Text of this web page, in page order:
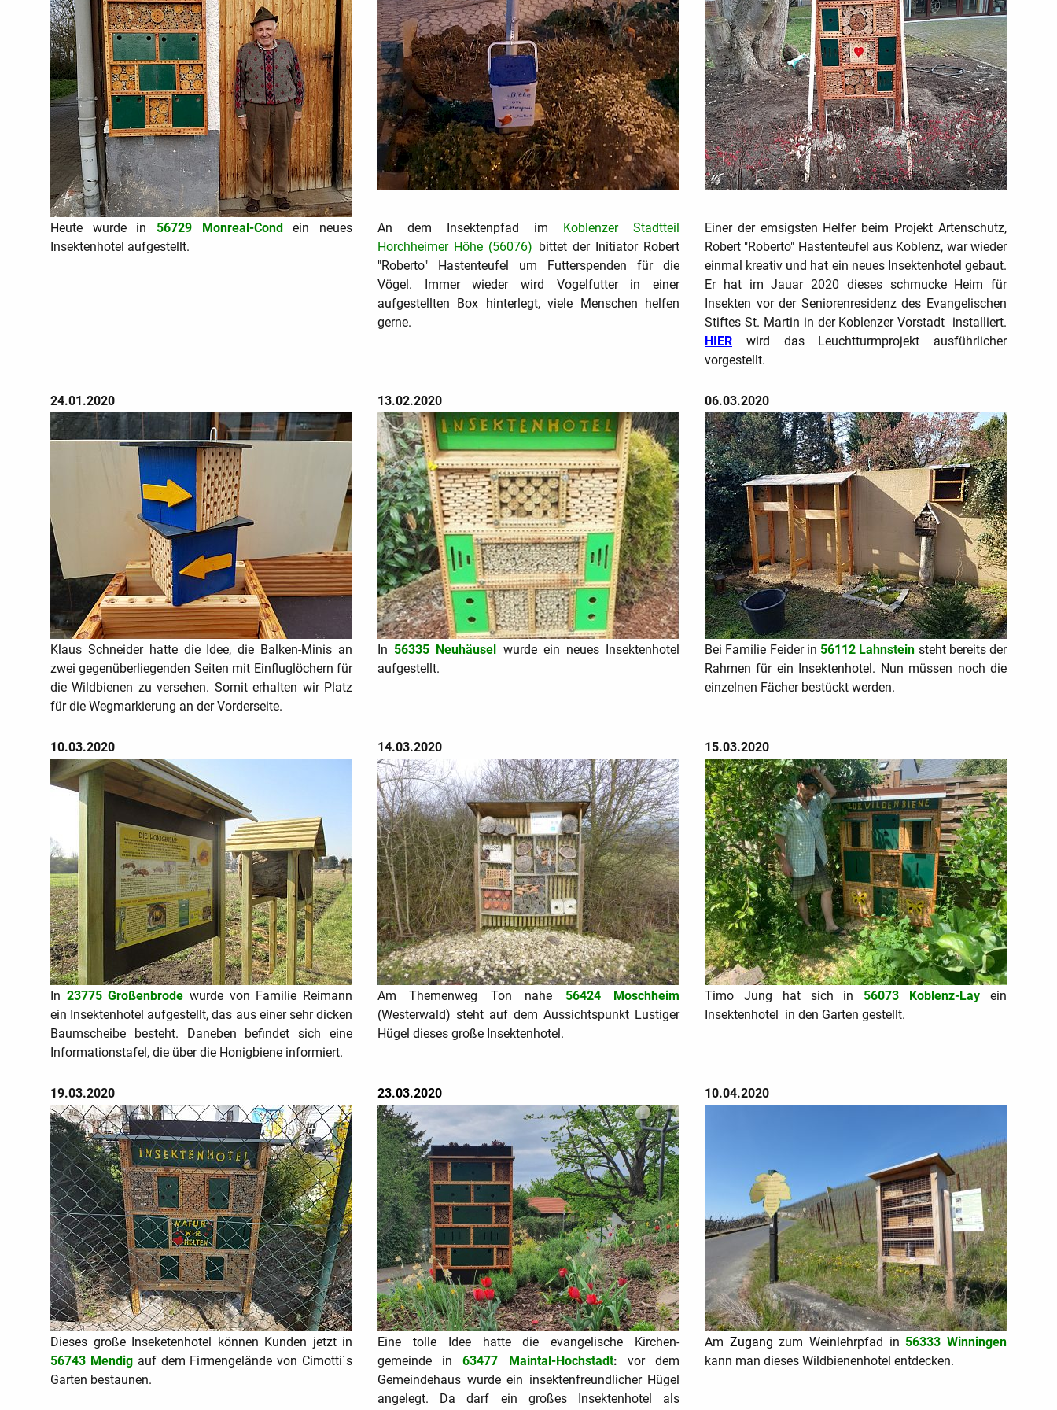
Heute wurde in 56729 Monreal-Condein neues
Insektenhotel aufgestellt.
An dem Insektenpfad im Koblenzer Stadtteil
Horchheimer Höhe (56076) bittet der Initiator Robert
"Roberto" Hastenteufel um Futterspenden für die
Vögel. Immer wieder wird Vogelfutter in einer
aufgestellten Box hinterlegt, viele Menschen helfen
gerne.
Einer der emsigsten Helfer beim Projekt Artenschutz,
Robert "Roberto" Hastenteufel aus Koblenz, war wieder
einmal kreativ und hat ein neues Insektenhotel gebaut.
Er hat im Jauar 2020 dieses schmucke Heim für
Insekten vor der Seniorenresidenz des Evangelischen
Stiftes St. Martin in der Koblenzer Vorstadt installiert.
HIER wird das Leuchtturmprojekt ausführlicher
vorgestellt.
24.01.2020 13.02.2020 06.03.2020
Klaus Schneider hatte die Idee, die Balken-Minis an
zwei gegenüberliegenden Seiten mit Einfluglöchern für
die Wildbienen zu versehen. Somit erhalten wir Platz
für die Wegmarkierung an der Vorderseite.
In 56335 Neuhäusel wurde ein neues Insektenhotel
aufgestellt.
Bei Familie Feider in 56112 Lahnstein steht bereits der
Rahmen für ein Insektenhotel. Nun müssen noch die
einzelnen Fächer bestückt werden.
10.03.2020 14.03.2020 15.03.2020
In 23775 Großenbrode wurde von Familie Reimann
ein Insektenhotel aufgestellt, das aus einer sehr dicken
Baumscheibe besteht. Daneben befindet sich eine
Informationstafel, die über die Honigbiene informiert.
Am Themenweg Ton nahe 56424 Moschheim
(Westerwald) steht auf dem Aussichtspunkt Lustiger
Hügel dieses große Insektenhotel.
Timo Jung hat sich in 56073 Koblenz-Lay
ein
Insektenhotel in den Garten gestellt.
19.03.2020 23.03.2020 10.04.2020
Dieses große Inseketenhotel können Kunden jetzt in
56743 Mendig auf dem Firmengelände von Cimotti´s
Garten bestaunen.
Eine tolle Idee hatte die evangelische Kirchen-
gemeinde in63477 Maintal-Hochstadt: vor dem
Gemeindehaus wurde ein insektenfreundlicher Hügel
angelegt. Da darf ein großes Insektenhotel als
Am Zugangzum Weinlehrpfad in 56333 Winningen
kann man dieses Wildbienenhotel entdecken.